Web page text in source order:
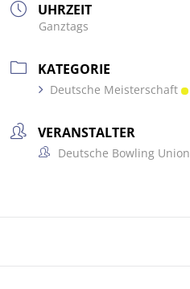
UHRZEIT
Ganztags
KATEGORIE
Deutsche Meisterschaft
VERANSTALTER
Deutsche Bowling Union